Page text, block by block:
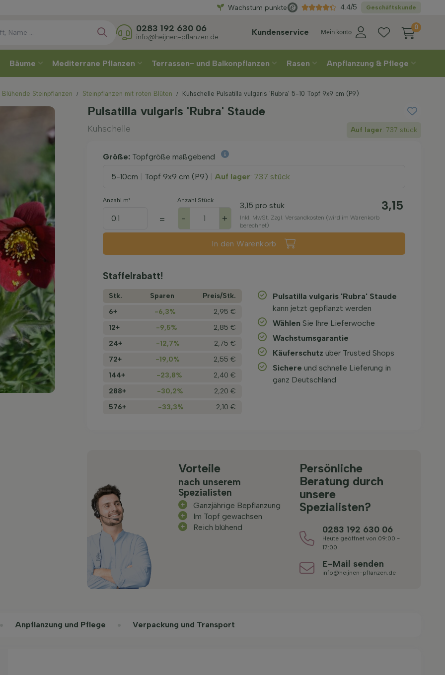
Direktaus der Gärtnerei
Wachstum punkte Geschäftskunde
4.4/5
Kundenservice Mein konto
0
0283 192 630 06
info@heijnen-pflanzen.de
Bäume Mediterrane Pflanzen Terrassen- und Balkonpflanzen Rasen Anpflanzung & Pflege
Blühende Steinpflanzen Steinpflanzen mit roten Blüten Kuhschelle Pulsatilla vulgaris 'Rubra' 5-10 Topf 9x9 cm (P9)
Pulsatilla vulgaris 'Rubra' Staude
Kuhschelle Auf lager: 737 stück
Größe: Topfgröße maßgebend
5-10cm Topf 9x9 cm (P9) Auf lager: 737 stück
Anzahl m²
=
Anzahl Stück
- +
3,15 pro stuk 3,15
Inkl. MwSt. Zzgl. Versandkosten (wird im Warenkorb
berechnet)
In den Warenkorb
Staffelrabatt!
Stk. Sparen
Preis/­Stk.
6+
-6,3%
2,95 €
12+
-9,5%
2,85 €
24+
-12,7%
2,75 €
72+
-19,0%
2,55 €
144+
-23,8%
2,40 €
288+
-30,2%
2,20 €
576+
-33,3% 2,10 €
Pulsatilla vulgaris 'Rubra' Staude
kann jetzt gepflanzt werden
Wählen Sie Ihre Lieferwoche
Wachstums­garantie
Käuferschutz über Trusted Shops
Sichere und schnelle Lieferung in
ganz Deutschland
Vorteile
nach unserem
Spezialisten
Ganzjährige Bepflanzung
Im Topf gewachsen
Reich blühend
Persönliche
Beratung durch
unsere
Spezialisten?
0283 192 630 06
Heute geöffnet von 09:00 -
17:00
E-Mail senden
info@heijnen-pflanzen.de
Anpflanzung und Pflege Verpackung und Transport